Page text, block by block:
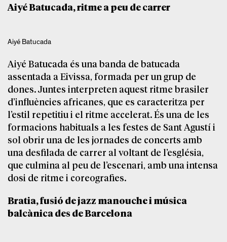
Aiyé Batucada, ritme a peu de carrer
Aiyé Batucada
Aiyé Batucada és una banda de batucada
assentada a Eivissa, formada per un grup de
dones. Juntes interpreten aquest ritme brasiler
d’influències africanes, que es caracteritza per
l’estil repetitiu i el ritme accelerat. És una de les
formacions habituals a les festes de Sant Agustí i
sol obrir una de les jornades de concerts amb
una desfilada de carrer al voltant de l’església,
que culmina al peu de l’escenari, amb una intensa
dosi de ritme i coreografies.
Bratia, fusió de jazz manouche i música
balcànica des de Barcelona